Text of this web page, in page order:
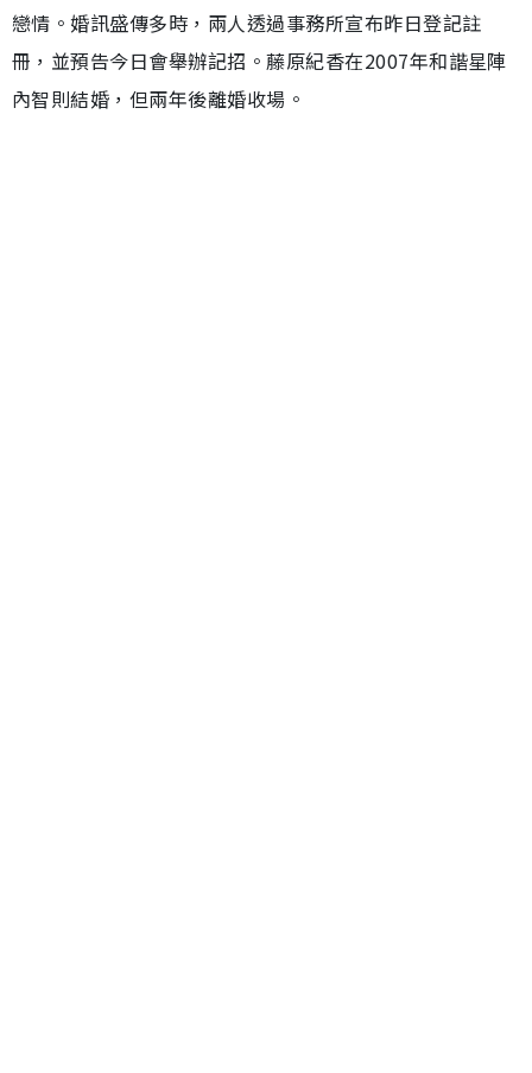
戀情。婚訊盛傳多時，兩人透過事務所宣布昨日登記註
冊，並預告今日會舉辦記招。藤原紀香在2007年和諧星陣
內智則結婚，但兩年後離婚收場。